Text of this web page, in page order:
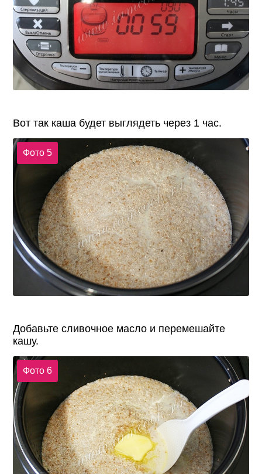
Вот так каша будет выглядеть через 1 час.
Фото 5
Добавьте сливочное масло и перемешайте
кашу.
Фото 6